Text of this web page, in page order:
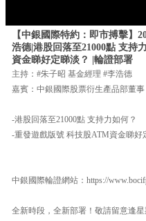
【中銀國際特約：即市搏擊】
浩德|港股回落至21000點 支持
資金睇好定睇淡？ |輪證部署
主持：#朱子昭 基金經理 #李浩德
嘉賓：中銀國際股票衍生產品部董事
-港股回落至21000點 支持力如何？
-重發遊戲版號 科技股ATM資金睇好
中銀國際輪證網站：https://
全新時段，全新部署！敬請留意逢